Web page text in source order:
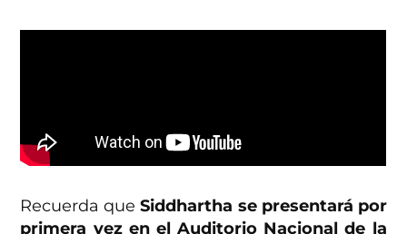
Recuerda que Siddhartha se presentará por
primera vez en el Auditorio Nacional de la